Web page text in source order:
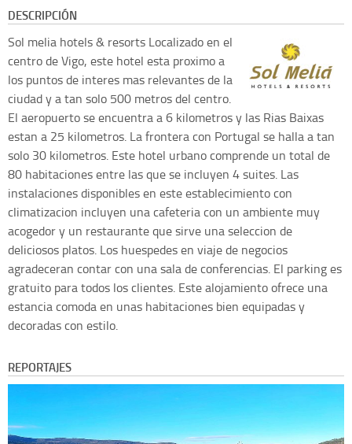
DESCRIPCIÓN
Sol melia hotels & resorts Localizado en el
centro de Vigo, este hotel esta proximo a
los puntos de interes mas relevantes de la
ciudad y a tan solo 500 metros del centro.
El aeropuerto se encuentra a 6 kilometros y las Rias Baixas
estan a 25 kilometros. La frontera con Portugal se halla a tan
solo 30 kilometros. Este hotel urbano comprende un total de
80 habitaciones entre las que se incluyen 4 suites. Las
instalaciones disponibles en este establecimiento con
climatizacion incluyen una cafeteria con un ambiente muy
acogedor y un restaurante que sirve una seleccion de
deliciosos platos. Los huespedes en viaje de negocios
agradeceran contar con una sala de conferencias. El parking es
gratuito para todos los clientes. Este alojamiento ofrece una
estancia comoda en unas habitaciones bien equipadas y
decoradas con estilo.
REPORTAJES